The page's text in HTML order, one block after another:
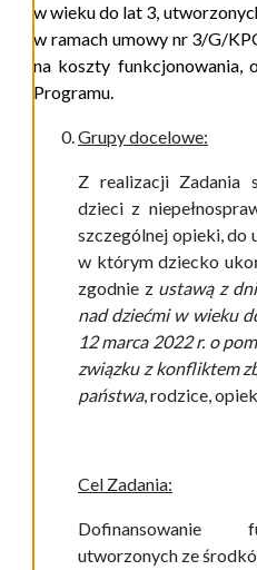
w wieku do lat 3,
w ramach umowy nr 3/G/
na koszty funkcjonowania,
Programu.
Grupy docelowe:
Z realizacji Zadania
dzieci z
szczególnej opieki, do
w którym dziecko
zgodnie z ustawą z
nad dziećmi w wieku
12 marca 2022 r. o
związku z konfliktem
państwa, rodzice,
Cel Zadania:
Dofinansowanie
utworzonych ze